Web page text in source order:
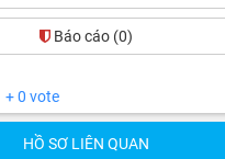
Báo cáo (0)
+ 0 vote
HỒ SƠ LIÊN QUAN